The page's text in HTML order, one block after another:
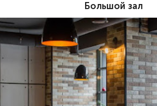
Большой зал